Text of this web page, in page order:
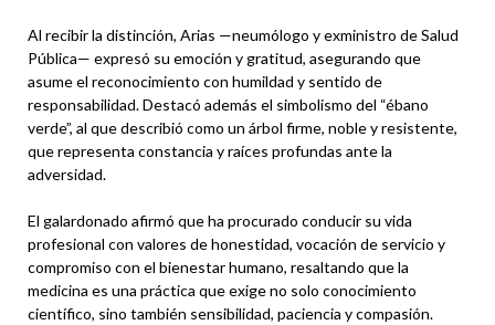
Al recibir la distinción, Arias —neumólogo y exministro de Salud
Pública— expresó su emoción y gratitud, asegurando que
asume el reconocimiento con humildad y sentido de
responsabilidad. Destacó además el simbolismo del “ébano
verde”, al que describió como un árbol firme, noble y resistente,
que representa constancia y raíces profundas ante la
adversidad.
El galardonado afirmó que ha procurado conducir su vida
profesional con valores de honestidad, vocación de servicio y
compromiso con el bienestar humano, resaltando que la
medicina es una práctica que exige no solo conocimiento
científico, sino también sensibilidad, paciencia y compasión.